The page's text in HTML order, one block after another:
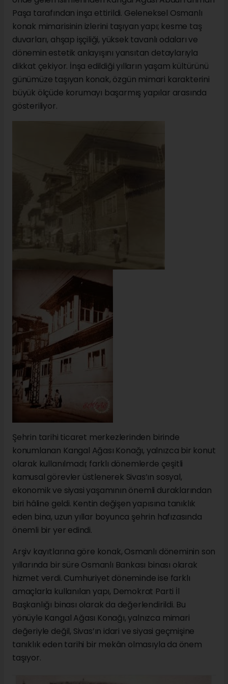
Paşa tarafından inşa ettirildi. Geleneksel Osmanlı
konak mimarisinin izlerini taşıyan yapı; kesme taş
duvarları, ahşap işçiliği, yüksek tavanlı odaları ve
dönemin estetik anlayışını yansıtan detaylarıyla
dikkat çekiyor. İnşa edildiği yılların yaşam kültürünü
günümüze taşıyan konak, özgün mimari karakterini
büyük ölçüde korumayı başarmış yapılar arasında
gösteriliyor.
Şehrin tarihi ticaret merkezlerinden birinde
konumlanan Kangal Ağası Konağı, yalnızca bir konut
olarak kullanılmadı; farklı dönemlerde çeşitli
kamusal görevler üstlenerek Sivas’ın sosyal,
ekonomik ve siyasi yaşamının önemli duraklarından
biri hâline geldi. Kentin değişen yapısına tanıklık
eden bina, uzun yıllar boyunca şehrin hafızasında
önemli bir yer edindi.
Arşiv kayıtlarına göre konak, Osmanlı döneminin son
yıllarında bir süre Osmanlı Bankası binası olarak
hizmet verdi. Cumhuriyet döneminde ise farklı
amaçlarla kullanılan yapı, Demokrat Parti İl
Başkanlığı binası olarak da değerlendirildi. Bu
yönüyle Kangal Ağası Konağı, yalnızca mimari
değeriyle değil, Sivas’ın idari ve siyasi geçmişine
tanıklık eden tarihi bir mekân olmasıyla da önem
taşıyor.